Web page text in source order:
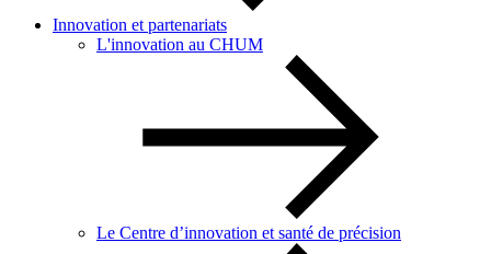
Innovation et partenariats
L'innovation au CHUM
Le Centre d’innovation et santé de précision